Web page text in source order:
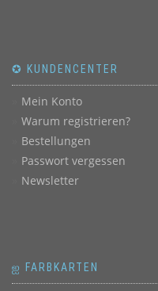
✪ KUNDENCENTER
Mein Konto
Warum registrieren?
Bestellungen
Passwort vergessen
Newsletter
ஐ FARBKARTEN